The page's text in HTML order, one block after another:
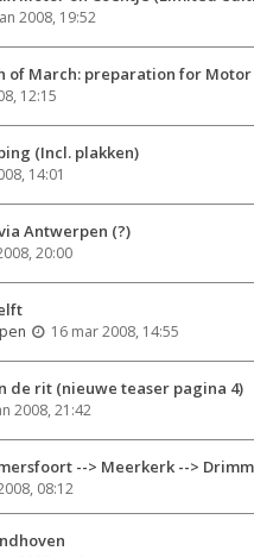
2008, 19:52
of March: preparation for
12:15
(Incl. plakken)
14:01
Antwerpen (?)
20:00
16 mar 2008, 14:55
de rit (nieuwe teaser pagina 4)
2008, 21:42
--> Meerkerk -->
08:12